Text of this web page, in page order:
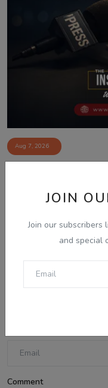
JOIN
Join our
and special
Aug 7, 2026
Comment